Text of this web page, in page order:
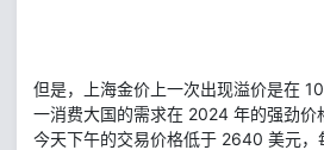
但是，上海金价上一次出现溢价是在
一消费大国的需求在 2024 年的强劲价
今天下午的交易价格低于 2640 美元